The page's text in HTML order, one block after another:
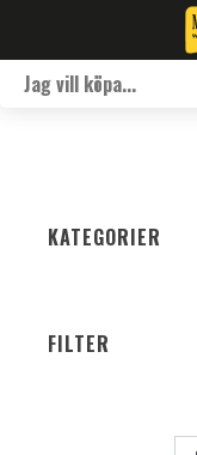
KATEGORIER
FILTER